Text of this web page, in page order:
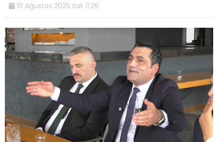
19 Ağustos 2025 Salı 11:26